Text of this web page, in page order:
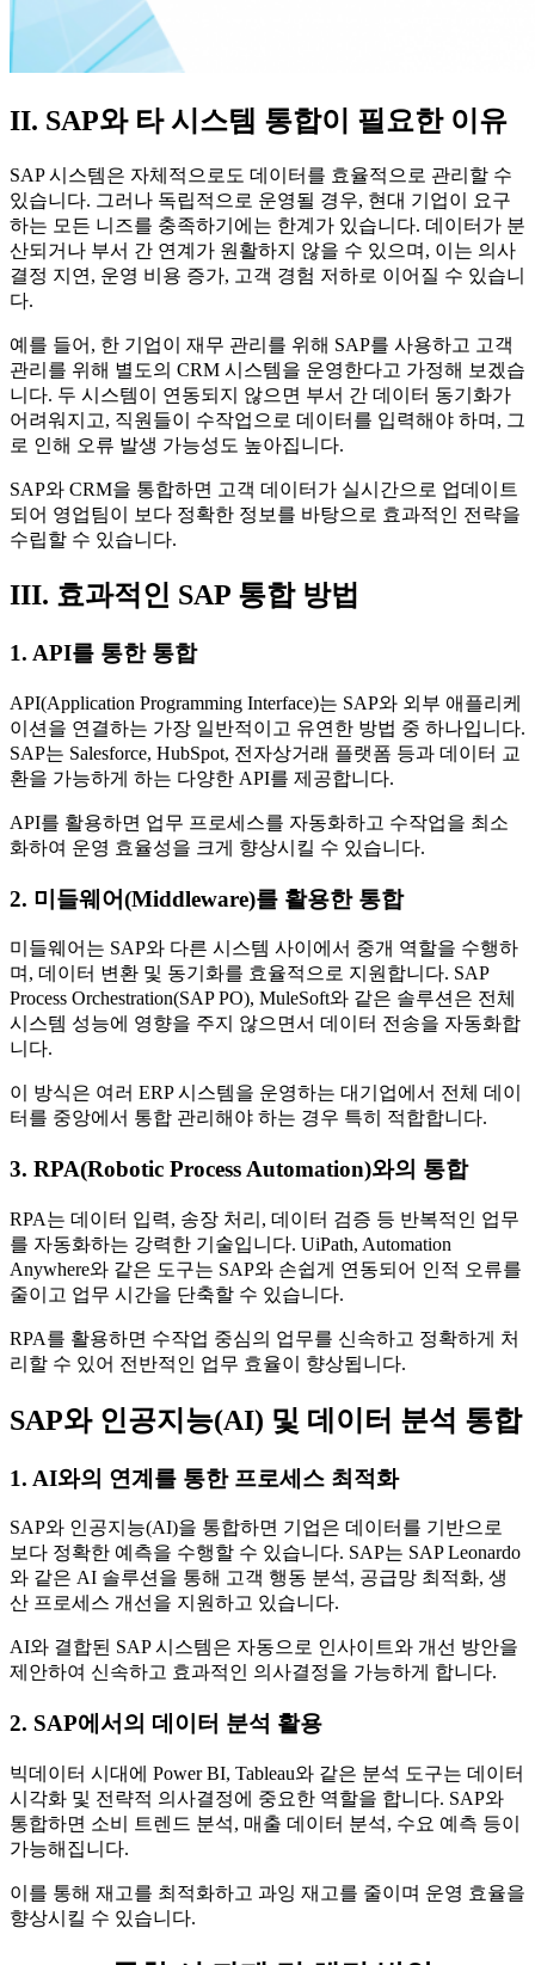
II. SAP와 타 시스템 통합이 필요한 이유
SAP 시스템은 자체적으로도 데이터를 효율적으로 관리할 수
있습니다. 그러나 독립적으로 운영될 경우, 현대 기업이 요구
하는 모든 니즈를 충족하기에는 한계가 있습니다. 데이터가 분
산되거나 부서 간 연계가 원활하지 않을 수 있으며, 이는 의사
결정 지연, 운영 비용 증가, 고객 경험 저하로 이어질 수 있습니
다.
예를 들어, 한 기업이 재무 관리를 위해 SAP를 사용하고 고객
관리를 위해 별도의 CRM 시스템을 운영한다고 가정해 보겠습
니다. 두 시스템이 연동되지 않으면 부서 간 데이터 동기화가
어려워지고, 직원들이 수작업으로 데이터를 입력해야 하며, 그
로 인해 오류 발생 가능성도 높아집니다.
SAP와 CRM을 통합하면 고객 데이터가 실시간으로 업데이트
되어 영업팀이 보다 정확한 정보를 바탕으로 효과적인 전략을
수립할 수 있습니다.
III. 효과적인 SAP 통합 방법
1. API를 통한 통합
API(Application Programming Interface)는 SAP와 외부 애플리케
이션을 연결하는 가장 일반적이고 유연한 방법 중 하나입니다.
SAP는 Salesforce, HubSpot, 전자상거래 플랫폼 등과 데이터 교
환을 가능하게 하는 다양한 API를 제공합니다.
API를 활용하면 업무 프로세스를 자동화하고 수작업을 최소
화하여 운영 효율성을 크게 향상시킬 수 있습니다.
2. 미들웨어(Middleware)를 활용한 통합
미들웨어는 SAP와 다른 시스템 사이에서 중개 역할을 수행하
며, 데이터 변환 및 동기화를 효율적으로 지원합니다. SAP
Process Orchestration(SAP PO), MuleSoft와 같은 솔루션은 전체
시스템 성능에 영향을 주지 않으면서 데이터 전송을 자동화합
니다.
이 방식은 여러 ERP 시스템을 운영하는 대기업에서 전체 데이
터를 중앙에서 통합 관리해야 하는 경우 특히 적합합니다.
3. RPA(Robotic Process Automation)와의 통합
RPA는 데이터 입력, 송장 처리, 데이터 검증 등 반복적인 업무
를 자동화하는 강력한 기술입니다. UiPath, Automation
Anywhere와 같은 도구는 SAP와 손쉽게 연동되어 인적 오류를
줄이고 업무 시간을 단축할 수 있습니다.
RPA를 활용하면 수작업 중심의 업무를 신속하고 정확하게 처
리할 수 있어 전반적인 업무 효율이 향상됩니다.
SAP와 인공지능(AI) 및 데이터 분석 통합
1. AI와의 연계를 통한 프로세스 최적화
SAP와 인공지능(AI)을 통합하면 기업은 데이터를 기반으로
보다 정확한 예측을 수행할 수 있습니다. SAP는 SAP Leonardo
와 같은 AI 솔루션을 통해 고객 행동 분석, 공급망 최적화, 생
산 프로세스 개선을 지원하고 있습니다.
AI와 결합된 SAP 시스템은 자동으로 인사이트와 개선 방안을
제안하여 신속하고 효과적인 의사결정을 가능하게 합니다.
2. SAP에서의 데이터 분석 활용
빅데이터 시대에 Power BI, Tableau와 같은 분석 도구는 데이터
시각화 및 전략적 의사결정에 중요한 역할을 합니다. SAP와
통합하면 소비 트렌드 분석, 매출 데이터 분석, 수요 예측 등이
가능해집니다.
이를 통해 재고를 최적화하고 과잉 재고를 줄이며 운영 효율을
향상시킬 수 있습니다.